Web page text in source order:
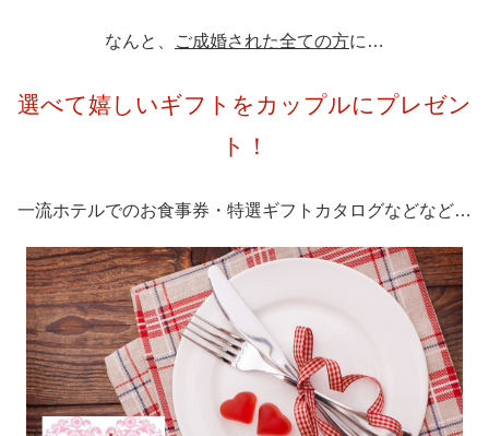
なんと、 ご成婚された全ての方に…
選べて嬉しいギフトをカップルにプレゼン
ト！
一流ホテルでのお食事券・特選ギフトカタログなどなど…